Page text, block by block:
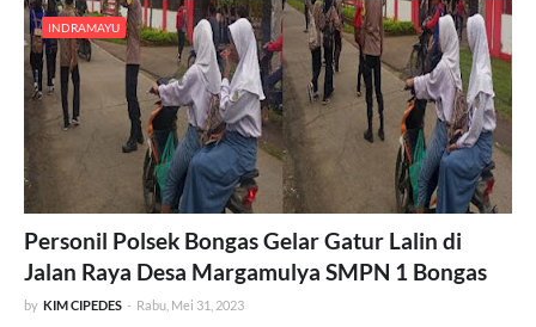
INDRAMAYU
Personil Polsek Bongas Gelar Gatur Lalin di
Jalan Raya Desa Margamulya SMPN 1 Bongas
by KIM CIPEDES - Rabu, Mei 31, 2023